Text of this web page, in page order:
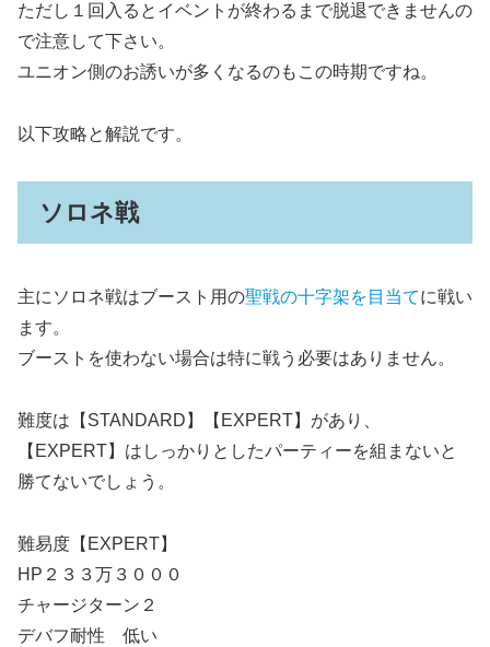
ただし１回入るとイベントが終わるまで脱退できませんの
で注意して下さい。
ユニオン側のお誘いが多くなるのもこの時期ですね。
以下攻略と解説です。
ソロネ戦
主にソロネ戦はブースト用の聖戦の十字架を目当てに戦い
ます。
ブーストを使わない場合は特に戦う必要はありません。
難度は【STANDARD】【EXPERT】があり、
【EXPERT】はしっかりとしたパーティーを組まないと
勝てないでしょう。
難易度【EXPERT】
HP２３３万３０００
チャージターン２
デバフ耐性 低い